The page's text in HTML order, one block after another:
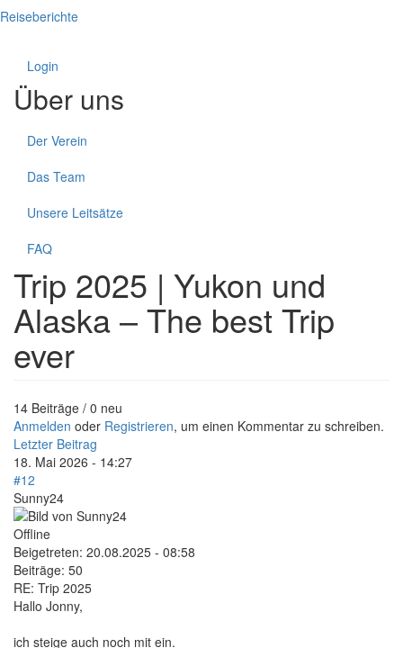
Reiseberichte
Login
Über uns
Der Verein
Das Team
Unsere Leitsätze
FAQ
Trip 2025 | Yukon und
Alaska – The best Trip
ever
14 Beiträge / 0 neu
Anmelden oder Registrieren, um einen Kommentar zu schreiben.
Letzter Beitrag
18. Mai 2026 - 14:27
#12
Sunny24
Offline
Beigetreten: 20.08.2025 - 08:58
Beiträge: 50
RE: Trip 2025
Hallo Jonny,
ich steige auch noch mit ein.